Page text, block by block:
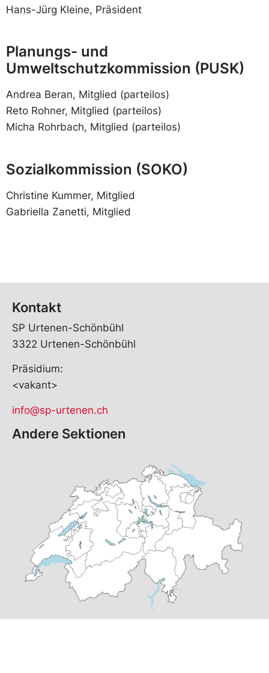
Hans-Jürg Kleine, Präsident
Planungs- und
Umweltschutzkommission (PUSK)
Andrea Beran, Mitglied (parteilos)
Reto Rohner, Mitglied (parteilos)
Micha Rohrbach, Mitglied (parteilos)
Sozialkommission (SOKO)
Christine Kummer, Mitglied
Gabriella Zanetti, Mitglied
Kontakt
SP Urtenen-Schönbühl
3322 Urtenen-Schönbühl
Präsidium:
<vakant>
info@sp-urtenen.ch
Andere Sektionen